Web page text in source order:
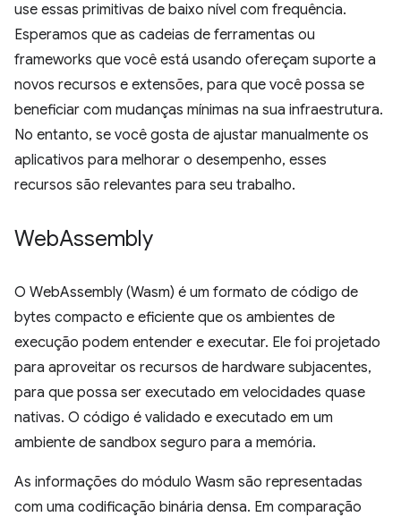
use essas primitivas de baixo nível com frequência.
Esperamos que as cadeias de ferramentas ou
frameworks que você está usando ofereçam suporte a
novos recursos e extensões, para que você possa se
beneficiar com mudanças mínimas na sua infraestrutura.
No entanto, se você gosta de ajustar manualmente os
aplicativos para melhorar o desempenho, esses
recursos são relevantes para seu trabalho.
WebAssembly
O WebAssembly (Wasm) é um formato de código de
bytes compacto e eficiente que os ambientes de
execução podem entender e executar. Ele foi projetado
para aproveitar os recursos de hardware subjacentes,
para que possa ser executado em velocidades quase
nativas. O código é validado e executado em um
ambiente de sandbox seguro para a memória.
As informações do módulo Wasm são representadas
com uma codificação binária densa. Em comparação